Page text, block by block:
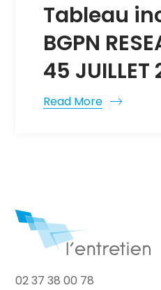
Tableau
BGPN
45 JUILLET
Read More
02 37 38 00 78